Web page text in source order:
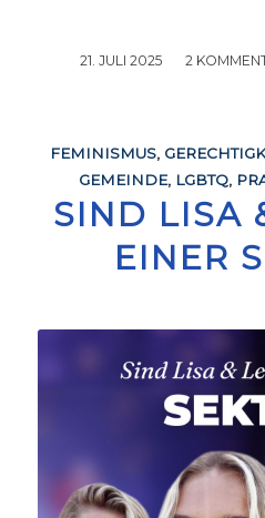
21. JULI 2025
/ 2 /
FEMINISMUS,
GEMEINDE, LGBTQ,
SIND LISA
EINER